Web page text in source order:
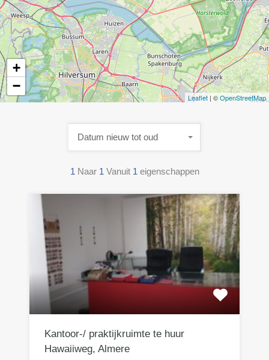
+
−
Leaflet | ©OpenStreetMap
1 Naar 1 Vanuit 1 eigenschappen
Datum nieuw tot oud
Kantoor-/ praktijkruimte te huur
Hawaiiweg, Almere